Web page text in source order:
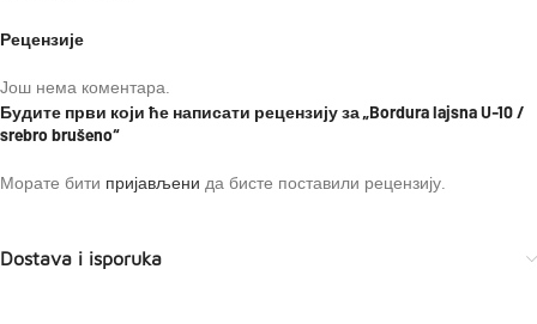
Рецензије
Још нема коментара.
Будите први који ће написати рецензију за „Bordura lajsna U-10 /
srebro brušeno“
Морате бити пријављени да бисте поставили рецензију.
Dostava i isporuka